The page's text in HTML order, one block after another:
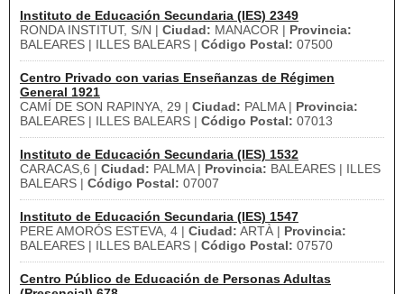
Instituto de Educación Secundaria (IES) 2349
RONDA INSTITUT, S/N | Ciudad: MANACOR | Provincia:
BALEARES | ILLES BALEARS | Código Postal: 07500
Centro Privado con varias Enseñanzas de Régimen
General 1921
CAMÍ DE SON RAPINYA, 29 | Ciudad: PALMA | Provincia:
BALEARES | ILLES BALEARS | Código Postal: 07013
Instituto de Educación Secundaria (IES) 1532
CARACAS,6 | Ciudad: PALMA | Provincia: BALEARES | ILLES
BALEARS | Código Postal: 07007
Instituto de Educación Secundaria (IES) 1547
PERE AMORÓS ESTEVA, 4 | Ciudad: ARTÀ | Provincia:
BALEARES | ILLES BALEARS | Código Postal: 07570
Centro Público de Educación de Personas Adultas